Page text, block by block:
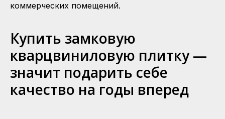
коммерческих помещений.
Купить замковую
кварцвиниловую плитку —
значит подарить себе
качество на годы вперед